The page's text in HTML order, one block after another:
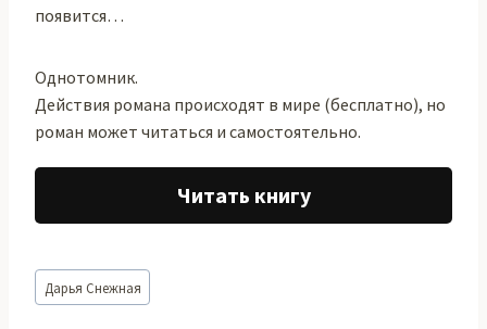
появится…
Однотомник.
Действия романа происходят в мире (бесплатно), но
роман может читаться и самостоятельно.
Читать книгу
Метки
записи:
Дарья Снежная